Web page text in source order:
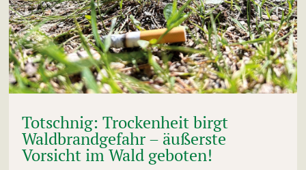
Totschnig: Trockenheit birgt
Waldbrandgefahr – äußerste
Vorsicht im Wald geboten!